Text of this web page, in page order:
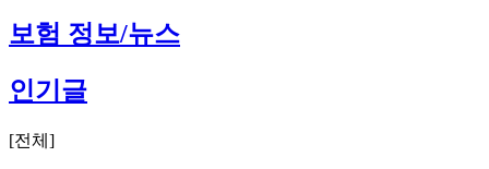
보험 정보/뉴스
인기글
[전체 ]